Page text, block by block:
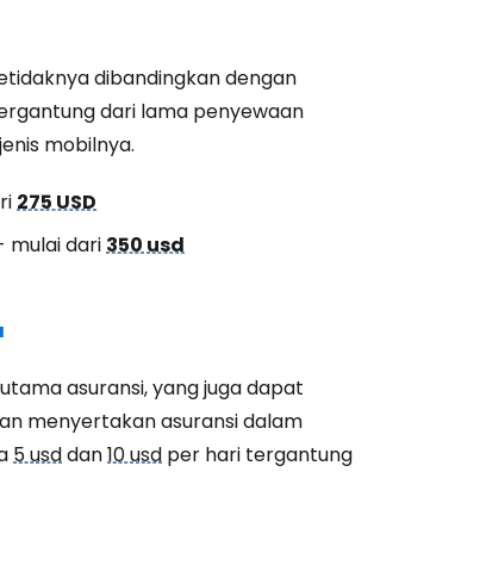
dibandingkan dengan
dari lama penyewaan
mobilnya.
275 USD
mulai dari350 usd
asuransi, yang juga dapat
menyertakan asuransi dalam
5 usddan10 usd per hari tergantung